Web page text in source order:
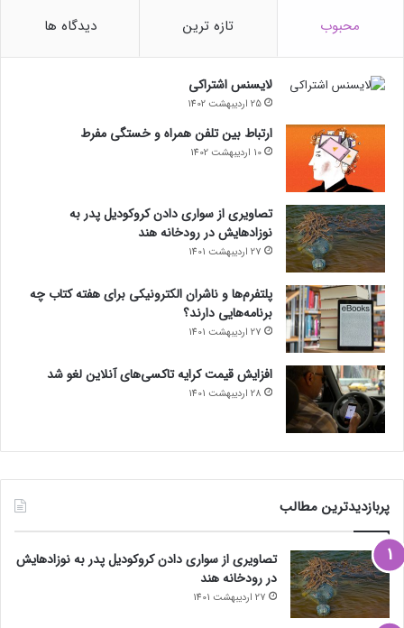
محبوب تازه ترین دیدگاه ها
لایسنس اشتراکی
25 اردیبهشت 1402
ارتباط بین تلفن همراه و خستگی مفرط
10 اردیبهشت 1402
تصاویری از سواری دادن کروکودیل پدر به
نوزادهایش در رودخانه هند
27 اردیبهشت 1401
پلتفرم‌ها و ناشران الکترونیکی برای هفته کتاب چه
برنامه‌هایی دارند؟
27 اردیبهشت 1401
افزایش قیمت کرایه تاکسی‌های آنلاین لغو شد
28 اردیبهشت 1401
پربازدیدترین مطالب
تصاویری از سواری دادن کروکودیل پدر به نوزادهایش
در رودخانه هند
27 اردیبهشت 1401